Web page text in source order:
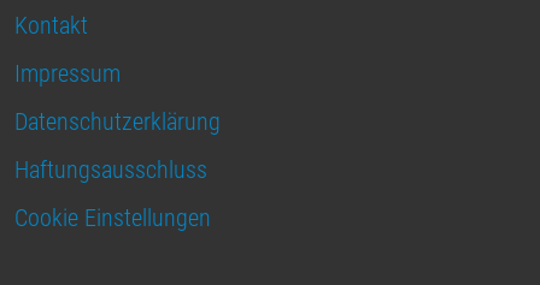
Kontakt
Impressum
Datenschutzerklärung
Haftungsausschluss
Cookie Einstellungen